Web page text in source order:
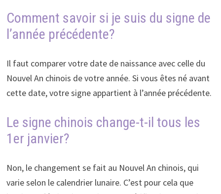
Comment savoir si je suis du signe de
l’année précédente?
Il faut comparer votre date de naissance avec celle du
Nouvel An chinois de votre année. Si vous êtes né avant
cette date, votre signe appartient à l’année précédente.
Le signe chinois change-t-il tous les
1er janvier?
Non, le changement se fait au Nouvel An chinois, qui
varie selon le calendrier lunaire. C’est pour cela que